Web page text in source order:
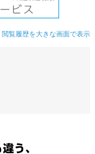
閲覧履歴を大きな画面で表示